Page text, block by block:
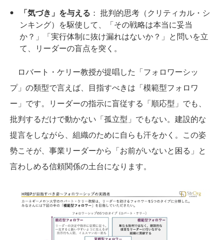
「気づき」を与える ： 批判的思考（クリティカル・シ
ンキング）を駆使して、「その戦略は本当に妥当
か？」「実行体制に抜け漏れはないか？」と問いを立
て、リーダーの盲点を突く。
ロバート・ケリー教授が提唱した「フォロワーシッ
プ」の類型で言えば、目指すべきは「模範型フォロワ
ー」です。リーダーの指示に盲従する「順応型」でも、
批判するだけで動かない「孤立型」でもない。建設的な
提言をしながら、組織のために自らも汗をかく。この姿
勢こそが、事業リーダーから「お前がいないと困る」と
言わしめる信頼関係の土台になります。